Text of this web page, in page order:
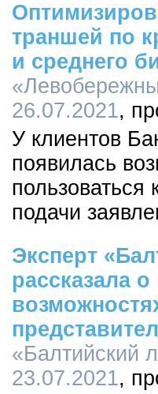
траншей по
и среднего
26.07.2021
У клиентов
появилась
пользоваться
подачи
Эксперт
рассказала
«Балтийский
23.07.2021